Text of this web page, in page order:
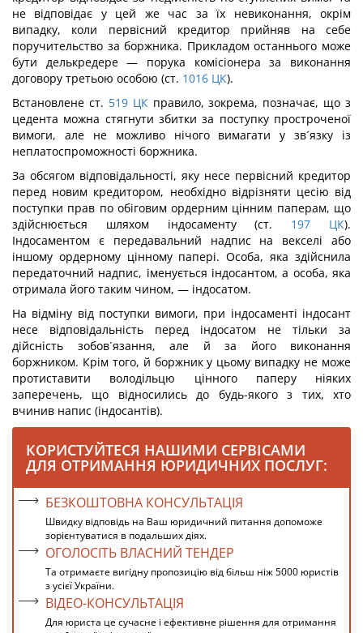
не відповідає у цей же час за їх невиконання, окрім
випадку, коли первісний кредитор прийняв на себе
поручительство за боржника. Прикладом останнього може
бути делькредере — порука комісіонера за виконання
договору третьою особою (ст. 1016 ЦК).
Встановлене ст. 519 ЦКправило, зокрема, позначає, що з
цедента можна стягнути збитки за поступку простроченої
вимоги, але не можливо нічого вимагати у зв´язку із
неплатоспроможності боржника.
За обсягом відповідальності, яку несе первісний кредитор
перед новим кредитором, необхідно відрізняти цесію від
поступки прав по обіговим ордерним цінним паперам, що
здійснюється шляхом індосаменту (ст. 197 ЦК).
Індосаментом є передавальний надпис на векселі або
іншому ордерному цінному папері. Особа, яка здійснила
передаточний надпис, іменується індосантом, а особа, яка
отримала його таким чином, — індосатом.
На відміну від поступки вимоги, при індосаменті індосант
несе відповідальність перед індосатом не тільки за
дійсність зобов´язання, але й за його виконання
боржником. Крім того, й боржник у цьому випадку не може
протиставити володільцю цінного паперу ніяких
заперечень, що відносились до будь-якого з тих, хто
вчинив напис (індосантів).
КОРИСТУЙТЕСЯ НАШИМИ СЕРВІСАМИ
ДЛЯ ОТРИМАННЯ ЮРИДИЧНИХ ПОСЛУГ:
БЕЗКОШТОВНА КОНСУЛЬТАЦІЯ
Швидку відповідь на Ваш юридичний питання допоможе
зорієнтуватися в подальших діях.
ОГОЛОСІТЬ ВЛАСНИЙ ТЕНДЕР
Та отримаєте вигідну пропозицію від більш ніж 5000 юристів
з усієї України.
ВІДЕО-КОНСУЛЬТАЦІЯ
Для юриста це сучасне і ефективне рішення для отримання